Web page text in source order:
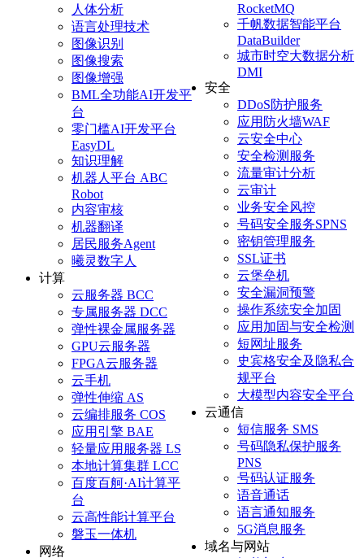
解
人体分析
语言处理技术
图像识别
图像搜索
图像增强
BML全功能AI开发平
台
零门槛AI开发平台
EasyDL
知识理解
机器人平台 ABC
Robot
内容审核
机器翻译
居民服务Agent
曦灵数字人
计算
云服务器 BCC
专属服务器 DCC
弹性裸金属服务器
GPU云服务器
FPGA云服务器
云手机
弹性伸缩 AS
云编排服务 COS
应用引擎 BAE
轻量应用服务器 LS
本地计算集群 LCC
百度百舸·AI计算平
台
云高性能计算平台
磐玉一体机
网络
RocketMQ
千帆数据智能平台
DataBuilder
城市时空大数据分析
DMI
安全
DDoS防护服务
应用防火墙WAF
云安全中心
安全检测服务
流量审计分析
云审计
业务安全风控
号码安全服务SPNS
密钥管理服务
SSL证书
云堡垒机
安全漏洞预警
操作系统安全加固
应用加固与安全检测
短网址服务
史宾格安全及隐私合
规平台
大模型内容安全平台
云通信
短信服务 SMS
号码隐私保护服务
PNS
号码认证服务
语音通话
语言通知服务
5G消息服务
域名与网站